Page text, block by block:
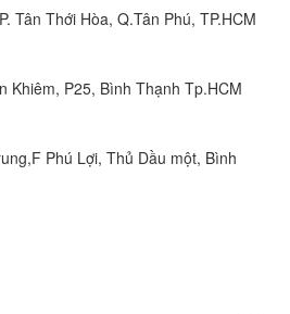
Tân Thới Hòa, Q.Tân Phú, TP.HCM
Khiêm, P25, Bình Thạnh Tp.HCM
Phú Lợi, Thủ Dầu một, Bình